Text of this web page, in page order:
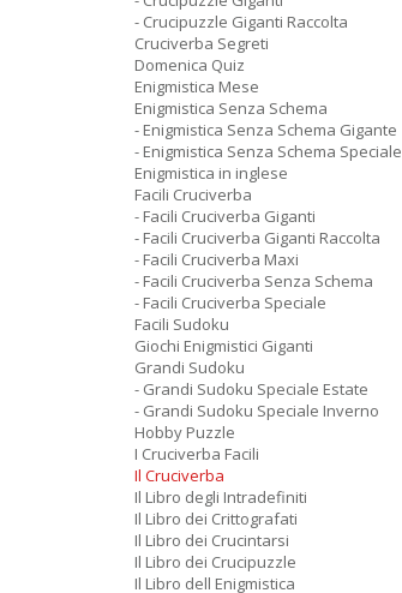
- Crucipuzzle Giganti Raccolta
Cruciverba Segreti
Domenica Quiz
Enigmistica Mese
Enigmistica Senza Schema
- Enigmistica Senza Schema Gigante
- Enigmistica Senza Schema Speciale
Enigmistica in inglese
Facili Cruciverba
- Facili Cruciverba Giganti
- Facili Cruciverba Giganti Raccolta
- Facili Cruciverba Maxi
- Facili Cruciverba Senza Schema
- Facili Cruciverba Speciale
Facili Sudoku
Giochi Enigmistici Giganti
Grandi Sudoku
- Grandi Sudoku Speciale Estate
- Grandi Sudoku Speciale Inverno
Hobby Puzzle
I Cruciverba Facili
Il Cruciverba
Il Libro degli Intradefiniti
Il Libro dei Crittografati
Il Libro dei Crucintarsi
Il Libro dei Crucipuzzle
Il Libro dell Enigmistica